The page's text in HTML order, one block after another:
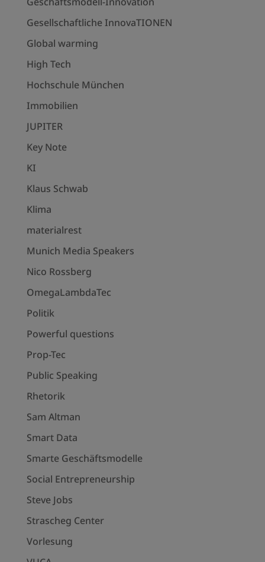
Gesellschaftliche InnovaTIONEN
Global warming
High Tech
Hochschule München
Immobilien
JUPITER
Key Note
KI
Klaus Schwab
Klima
materialrest
Munich Media Speakers
Nico Rossberg
OmegaLambdaTec
Politik
Powerful questions
Prop-Tec
Public Speaking
Rhetorik
Sam Altman
Smart Data
Smarte Geschäftsmodelle
Social Entrepreneurship
Steve Jobs
Strascheg Center
Vorlesung